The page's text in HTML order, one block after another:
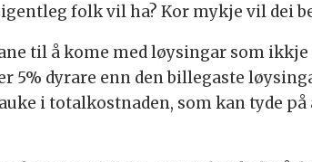
folk vil ha? Kor mykje vil dei
til å kome med løysingar som
dyrare enn den billegaste
i totalkostnaden, som kan tyde på